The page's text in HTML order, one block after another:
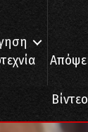
Βίντεο
μπορούν να